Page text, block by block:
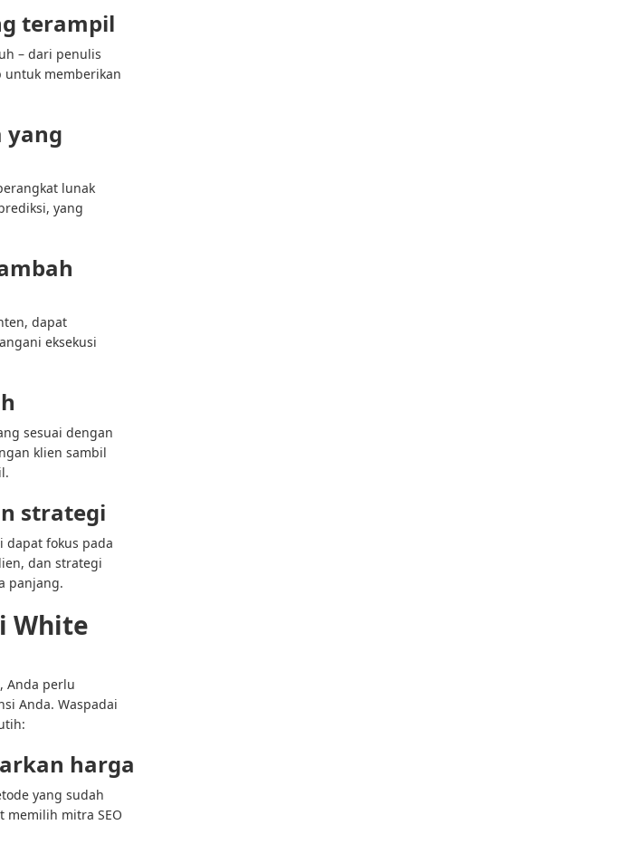
terampil
– dari penulis
untuk memberikan
yang
lunak
yang
dapat
eksekusi
sesuai dengan
klien sambil
strategi
dapat fokus pada
dan strategi
panjang.
White
Anda perlu
Anda. Waspadai
harga
yang sudah
memilih mitra SEO